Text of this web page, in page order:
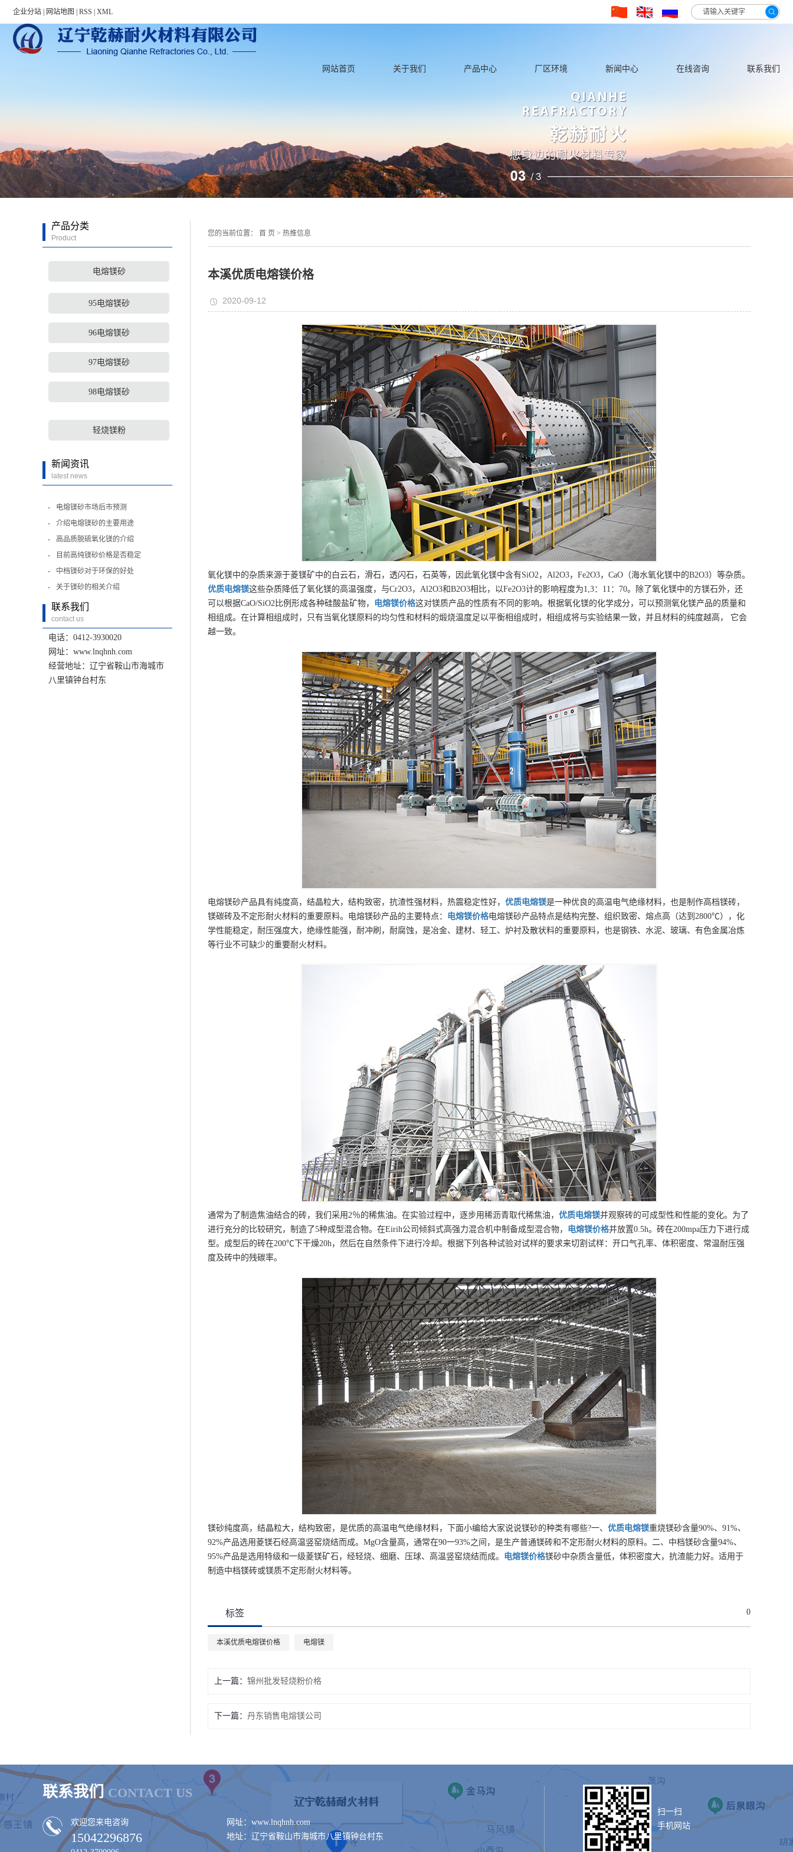
Warning: file_put_contents(/home/lnqhnhglvn3qwhin5h/wwwroot/source/cache/license_cache.php): failed to open stream: Permission denied in /home/lnqhnhglvn3qwhin5h/wwwroot/source/model/api.class.php on line 217
企业分站 网站地图 RSS XML
网站首页 关于我们 产品中心 厂区环境 新闻中心 在线咨询 联系我们
产品分类
Product
电熔镁砂
95电熔镁砂
96电熔镁砂
97电熔镁砂
98电熔镁砂
轻烧镁粉
新闻资讯
latest news
电熔镁砂市场后市预测
介绍电熔镁砂的主要用途
高品质脱硫氧化镁的介绍
目前高纯镁砂价格是否稳定
中档镁砂对于环保的好处
关于镁砂的相关介绍
联系我们
contact us
电话：0412-3930020
网址：www.lnqhnh.com
经营地址：辽宁省鞍山市海城市
八里镇钟台村东
您的当前位置： 首 页 > 热推信息
本溪优质电熔镁价格
2020-09-12
氧化镁中的杂质来源于菱镁矿中的白云石，滑石，透闪石，石英等，因此氧化镁中含有SiO2，Al2O3，Fe2O3，CaO（海水氧化镁中的B2O3）等杂质。
优质电熔镁这些杂质降低了氧化镁的高温强度，与Cr2O3，Al2O3和B2O3相比，以Fe2O3计的影响程度为1,3：11：70。除了氧化镁中的方镁石外，还
可以根据CaO/SiO2比例形成各种硅酸盐矿物， 电熔镁价格这对镁质产品的性质有不同的影响。根据氧化镁的化学成分，可以预测氧化镁产品的质量和
相组成。在计算相组成时，只有当氧化镁原料的均匀性和材料的煅烧温度足以平衡相组成时，相组成将与实验结果一致，并且材料的纯度越高， 它会
越一致。
电熔镁砂产品具有纯度高，结晶粒大，结构致密，抗渣性强材料，热震稳定性好， 优质电熔镁是一种优良的高温电气绝缘材料，也是制作高档镁砖，
镁碳砖及不定形耐火材料的重要原料。电熔镁砂产品的主要特点： 电熔镁价格电熔镁砂产品特点是结构完整、组织致密、熔点高（达到2800℃），化
学性能稳定，耐压强度大，绝缘性能强，耐冲刷，耐腐蚀，是冶金、建材、轻工、炉衬及散状料的重要原料，也是钢铁、水泥、玻璃、有色金属冶炼
等行业不可缺少的重要耐火材料。
通常为了制造焦油结合的砖，我们采用2％的稀焦油。在实验过程中，逐步用稀沥青取代稀焦油， 优质电熔镁并观察砖的可成型性和性能的变化。为了
进行充分的比较研究，制造了5种成型混合物。在Eirih公司倾斜式高强力混合机中制备成型混合物， 电熔镁价格并放置0.5h。砖在200mpa压力下进行成
型。成型后的砖在200℃下干燥20h，然后在自然条件下进行冷却。根据下列各种试验对试样的要求来切割试样：开口气孔率、体积密度、常温耐压强
度及砖中的残碳率。
镁砂纯度高，结晶粒大，结构致密，是优质的高温电气绝缘材料，下面小编给大家说说镁砂的种类有哪些?一、 优质电熔镁重烧镁砂含量90%、91%、
92%产品选用菱镁石经高温竖窑烧结而成。MgO含量高，通常在90一93%之间，是生产普通镁砖和不定形耐火材料的原料。二、中档镁砂含量94%、
95%产品是选用特级和一级菱镁矿石，经轻烧、细磨、压球、高温竖窑烧结而成。 电熔镁价格镁砂中杂质含量低，体积密度大，抗渣能力好。适用于
制造中档镁砖或镁质不定形耐火材料等。
标签 0
本溪优质电熔镁价格 电熔镁
上一篇： 锦州批发轻烧粉价格
下一篇： 丹东销售电熔镁公司
联系我们 CONTACT US
欢迎您来电咨询
15042296876
网址：www.lnqhnh.com
地址：辽宁省鞍山市海城市八里镇钟台村东
扫一扫
手机网站